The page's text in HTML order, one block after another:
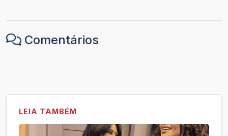
Comentários
LEIA TAMBÉM